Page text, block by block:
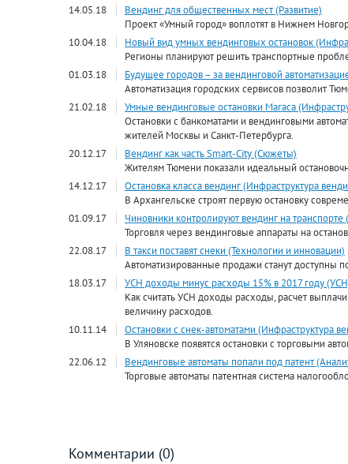
14.05.18
Вендинг для общественных мест (Развитие)
Проект «Умный город» воплотят в Нижнем
10.04.18
Новый вид умных вендинговых остановок
Регионы планируют решить транспортные
01.03.18
Будущее городов – за вендинговой
Автоматизация городских сервисов позволит
21.02.18
Умные вендинговые остановки Магаса
Остановки с банкоматами и вендинговыми
жителей Москвы и Санкт-Петербурга.
20.12.17
Вендинг как часть Smart-City (Сюжеты)
Жителям Тюмени показали идеальный
14.12.17
Остановка класса вендинг (Инфраструктура
В Архангельске строят первую остановку
01.09.17
Чиновники контролируют вендинг на транспорте
Торговля через вендинговые аппараты на
22.08.17
В такси поставят снеки (Технологии и инновации)
Автоматизированные продажи станут доступны
18.03.17
УСН доходы минус расходы 15% в 2017 году
Как считать УСН доходы расходы, расчет
величину расходов.
10.11.14
Остановки с снек-автоматами (Инфраструктура
В Уляновске появятся остановки с торговыми
22.06.12
Вендинговые автоматы попали под патент
Торговые автоматы патентная система
Комментарии (0)